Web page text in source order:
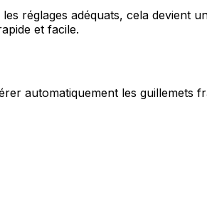
réglages adéquats, cela devient
et facile.
automatiquement les guillemets